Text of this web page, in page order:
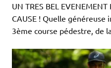
UN TRES BEL EVENEMENT
CAUSE ! Quelle généreuse
3ème course pédestre, de